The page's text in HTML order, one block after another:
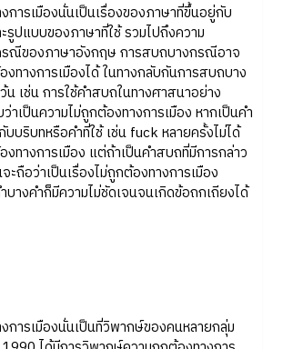
เมืองนั่นเป็นเรื่องของภาษาที่ขึ้นอยู่กับ
รูปแบบของภาษาที่ใช้ รวมไปถึงความ
รณีของภาษาอังกฤษ การสบถบางกรณีอาจ
ทางการเมืองได้ ในทางกลับกันการสบถบาง
น เช่น การใช้คำสบถในทางศาสนาอย่าง
าเป็นความไม่ถูกต้องทางการเมือง หากเป็นคำ
บริบทหรือคำที่ใช้ เช่น fuck หลายครั้งไม่ได้
งทางการเมือง แต่ถ้าเป็นคำสบถที่มีการกล่าว
ถือว่าเป็นเรื่องไม่ถูกต้องทางการเมือง
บางคำก็มีความไม่ชัดเจนจนเกิดข้อถกเถียงได้
รเมืองนั่นเป็นที่วิพากษ์ของคนหลายกลุ่ม